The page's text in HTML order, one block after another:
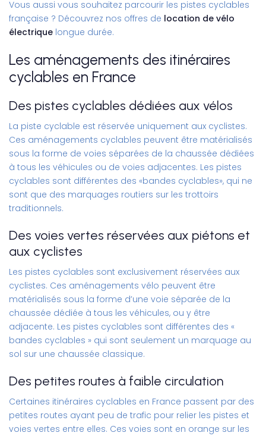
Vous aussi vous souhaitez parcourir les pistes cyclables
française ? Découvrez nos offres de location de vélo
électrique longue durée.
Les aménagements des itinéraires
cyclables en France
Des pistes cyclables dédiées aux vélos
La piste cyclable est réservée uniquement aux cyclistes.
Ces aménagements cyclables peuvent être matérialisés
sous la forme de voies séparées de la chaussée dédiées
à tous les véhicules ou de voies adjacentes. Les pistes
cyclables sont différentes des «bandes cyclables», qui ne
sont que des marquages routiers sur les trottoirs
traditionnels.
Des voies vertes réservées aux piétons et
aux cyclistes
Les pistes cyclables sont exclusivement réservées aux
cyclistes. Ces aménagements vélo peuvent être
matérialisés sous la forme d’une voie séparée de la
chaussée dédiée à tous les véhicules, ou y être
adjacente. Les pistes cyclables sont différentes des «
bandes cyclables » qui sont seulement un marquage au
sol sur une chaussée classique.
Des petites routes à faible circulation
Certaines itinéraires cyclables en France passent par des
petites routes ayant peu de trafic pour relier les pistes et
voies vertes entre elles. Ces voies sont en orange sur les